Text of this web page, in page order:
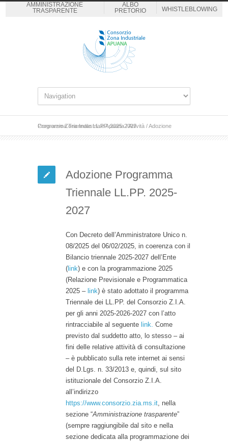
AMMINISTRAZIONE
TRASPARENTE
ALBO
PRETORIO
WHISTLEBLOWING
Consorzio Zona Industriale Apuana/Attività /
Adozione Programma Triennale LL.PP. 2025-2027
Adozione Programma
Triennale LL.PP. 2025-
2027
Con Decreto dell’Amministratore Unico n.
08/2025 del 06/02/2025, in coerenza con il
Bilancio triennale 2025-2027 dell’Ente
( link) e con la programmazione 2025
(Relazione Previsionale e Programmatica
2025 – link) è stato adottato il programma
Triennale dei LL.PP. del Consorzio Z.I.A.
per gli anni 2025-2026-2027 con l’atto
rintracciabile al seguente link. Come
previsto dal suddetto atto, lo stesso – ai
fini delle relative attività di consultazione
– è pubblicato sulla rete internet ai sensi
del D.Lgs. n. 33/2013 e, quindi, sul sito
istituzionale del Consorzio Z.I.A.
all’indirizzo
https://www.consorzio.zia.ms.it, nella
sezione “Amministrazione trasparente”
(sempre raggiungibile dal sito e nella
sezione dedicata alla programmazione dei